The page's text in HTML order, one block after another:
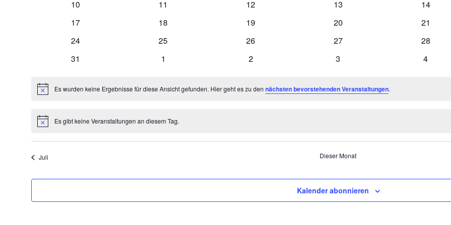
0
10
0
11
0
12
0
13
0
14
0
17
0
18
0
19
0
20
0
21
0
24
0
25
0
26
0
27
0
28
0
31
0
1
0
2
0
3
0
4
HinweisEs wurden keine Ergebnisse für diese Ansicht gefunden. Hier geht es zu den nächsten bevorstehenden Veranstaltungen.
HinweisEs gibt keine Veranstaltungen an diesem Tag.
Juli Dieser Monat
Kalender abonnieren